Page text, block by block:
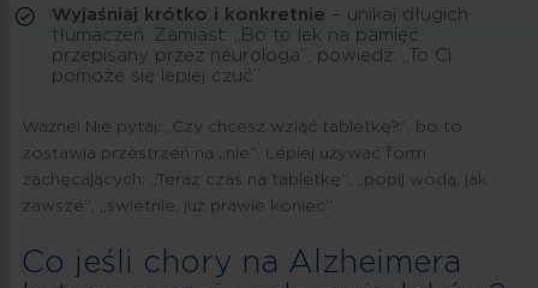
Wyjaśniaj krótko i konkretnie – unikaj długich
tłumaczeń. Zamiast: „Bo to lek na pamięć,
przepisany przez neurologa”, powiedz: „To Ci
pomoże się lepiej czuć”.
Ważne! Nie pytaj: „Czy chcesz wziąć tabletkę?”, bo to
zostawia przestrzeń na „nie”. Lepiej używać form
zachęcających: „Teraz czas na tabletkę”, „popij wodą, jak
zawsze”, „świetnie, już prawie koniec”.
Co jeśli chory na Alzheimera